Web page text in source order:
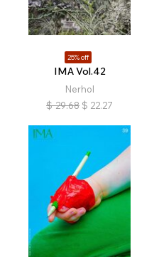
25% off
IMA Vol.42
Nerhol
$ 29.68 $ 22.27